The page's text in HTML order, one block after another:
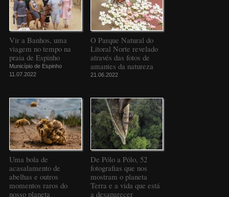
Vir a Banhos, uma
viagem no tempo na
praia de Espinho
Município de Espinho
11.07.2022
O Parque Natural do
Litoral Norte revelado
através das fotos de
amantes da natureza
21.06.2022
Uma bola de
acasalamento de
abelhas e outros
momentos raros do
nosso planeta
De Pólo a Pólo, 52
fotografias que nos
mostram o planeta
Terra e a vida que está
a desaparecer